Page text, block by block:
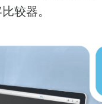
较器。